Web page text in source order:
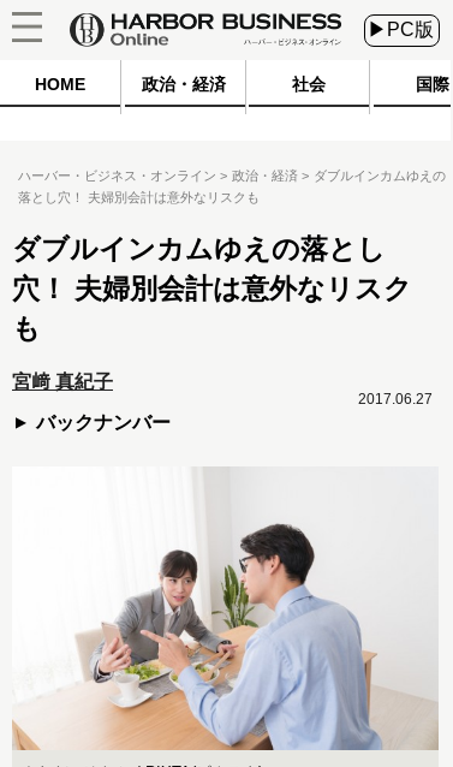
▶PC版
HOME 政治・経済 社会 国際
ハーバー・ビジネス・オンライン 政治・経済
ダブルインカムゆえの
落とし穴！ 夫婦別会計は意外なリスクも
ダブルインカムゆえの落とし
穴！ 夫婦別会計は意外なリスク
も
宮﨑 真紀子
バックナンバー
2017.06.27